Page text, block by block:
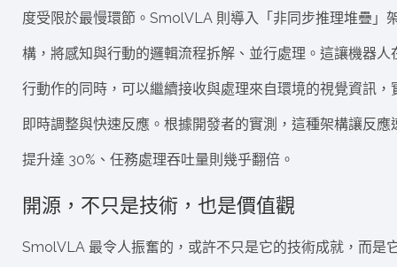
度受限於最慢環節。SmolVLA 則導入「非同步推理堆疊」
構，將感知與行動的邏輯流程拆解、並行處理。這讓機器人
行動作的同時，可以繼續接收與處理來自環境的視覺資訊，
即時調整與快速反應。根據開發者的實測，這種架構讓反應
提升達 30%、任務處理吞吐量則幾乎翻倍。
開源，不只是技術，也是價值觀
SmolVLA 最令人振奮的，或許不只是它的技術成就，而是